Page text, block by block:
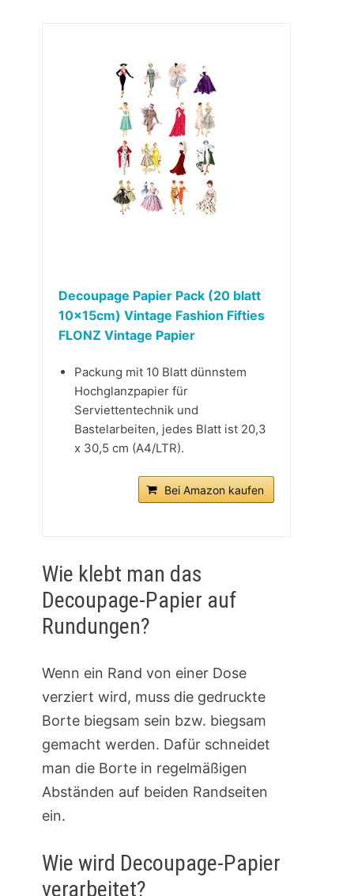
Decoupage Papier Pack (20 blatt
10x15cm) Vintage Fashion Fifties
FLONZ Vintage Papier
Packung mit 10 Blatt dünnstem
Hochglanzpapier für
Serviettentechnik und
Bastelarbeiten, jedes Blatt ist 20,3
x 30,5 cm (A4/LTR).
Bei Amazon kaufen
Wie klebt man das
Decoupage-Papier auf
Rundungen?
Wenn ein Rand von einer Dose
verziert wird, muss die gedruckte
Borte biegsam sein bzw. biegsam
gemacht werden. Dafür schneidet
man die Borte in regelmäßigen
Abständen auf beiden Randseiten
ein.
Wie wird Decoupage-Papier
verarbeitet?